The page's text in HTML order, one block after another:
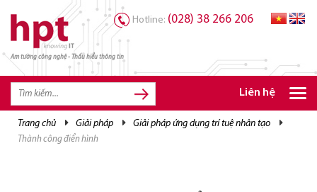
Am tường công nghệ - Thấu hiểu thông tin
Hotline: (028) 38 266 206
Liên hệ
trang chủ giải pháp giải pháp ứng dụng trí tuệ nhân tạo
thành công điển hình
TRANG CHỦ
TRANG CHỦ
GIẢI PHÁP